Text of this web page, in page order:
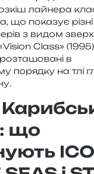
лай­не­ра
що